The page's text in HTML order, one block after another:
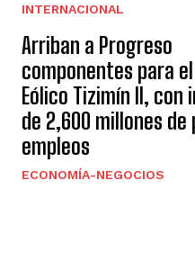
INTERNACIONAL
Arriban a Progreso
componentes para
Eólico Tizimín II, con
de 2,600 millones de
empleos
ECONOMÍA-NEGOCIOS